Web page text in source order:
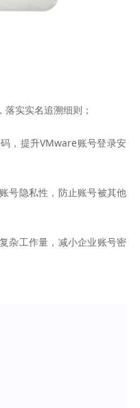
实实名追溯细则；
，提升VMware账号登录安
号隐私性，防止账号被其他
杂工作量，减小企业账号密